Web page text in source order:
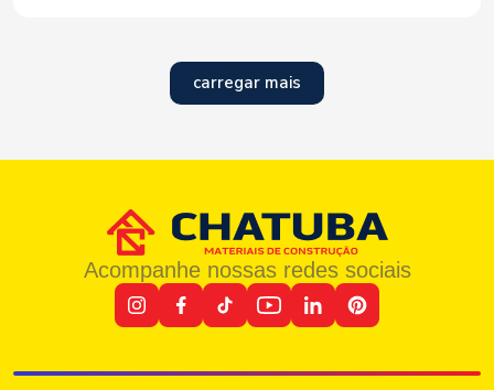
carregar mais
Acompanhe nossas redes sociais